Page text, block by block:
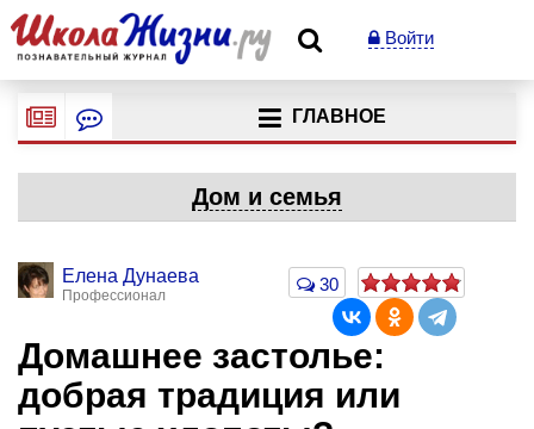
Войти
ГЛАВНОЕ
Дом и семья
Елена Дунаева
Профессионал
30
Домашнее застолье:
добрая традиция или